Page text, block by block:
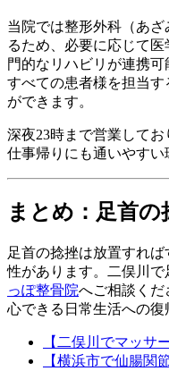
当院では整形外科（あ
るため、必要に応じて
門的なリハビリが連携
すべての患者様を担当
ができます。
深夜23時まで営業して
仕事帰りにも通いやすい
まとめ：足首の
足首の捻挫は放置すれ
性があります。二俣川
っぽ整骨院へご相談くだ
心できる日常生活への復
【二俣川でマッサ
【横浜市で仙腸関